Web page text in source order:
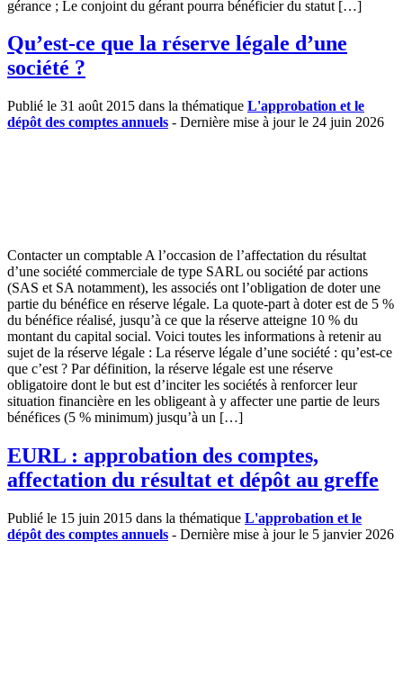
gérance ; Le conjoint du gérant pourra bénéficier du statut […]
Qu’est-ce que la réserve légale d’une
société ?
Publié le 31 août 2015 dans la thématique L'approbation et le
dépôt des comptes annuels - Dernière mise à jour le 24 juin 2026
Contacter un comptable A l’occasion de l’affectation du résultat
d’une société commerciale de type SARL ou société par actions
(SAS et SA notamment), les associés ont l’obligation de doter une
partie du bénéfice en réserve légale. La quote-part à doter est de 5 %
du bénéfice réalisé, jusqu’à ce que la réserve atteigne 10 % du
montant du capital social. Voici toutes les informations à retenir au
sujet de la réserve légale : La réserve légale d’une société : qu’est-ce
que c’est ? Par définition, la réserve légale est une réserve
obligatoire dont le but est d’inciter les sociétés à renforcer leur
situation financière en les obligeant à y affecter une partie de leurs
bénéfices (5 % minimum) jusqu’à un […]
EURL : approbation des comptes,
affectation du résultat et dépôt au greffe
Publié le 15 juin 2015 dans la thématique L'approbation et le
dépôt des comptes annuels - Dernière mise à jour le 5 janvier 2026